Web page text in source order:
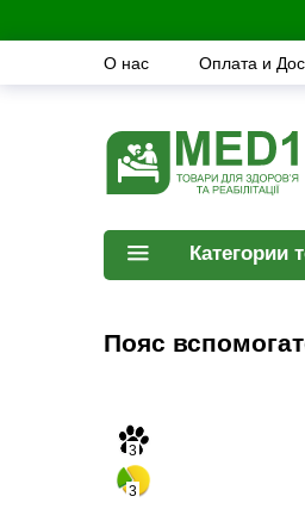
О нас Оплата и
Категории
Пояс
3
3